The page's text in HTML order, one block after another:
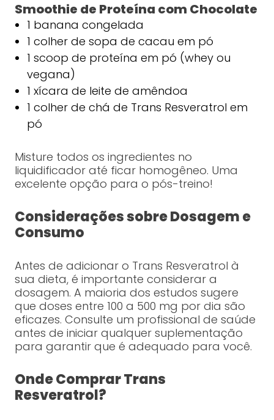
Smoothie de Proteína com Chocolate
1 banana congelada
1 colher de sopa de cacau em pó
1 scoop de proteína em pó (whey ou
vegana)
1 xícara de leite de amêndoa
1 colher de chá de Trans Resveratrol em
pó
Misture todos os ingredientes no
liquidificador até ficar homogêneo. Uma
excelente opção para o pós-treino!
Considerações sobre Dosagem e
Consumo
Antes de adicionar o Trans Resveratrol à
sua dieta, é importante considerar a
dosagem. A maioria dos estudos sugere
que doses entre 100 a 500 mg por dia são
eficazes. Consulte um profissional de saúde
antes de iniciar qualquer suplementação
para garantir que é adequado para você.
Onde Comprar Trans
Resveratrol?